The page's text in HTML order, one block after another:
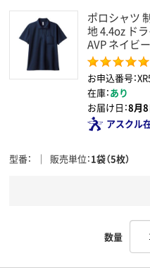
ポロシャツ
地 4.4oz ド
AVP ネイビ
お申込番号：
在庫：あり
お届け日：8月8
アスクル
型番 販売単位 1袋（5枚）
数量